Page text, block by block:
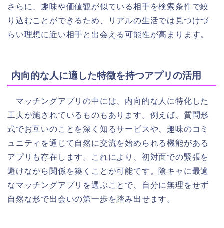
さらに、趣味や価値観が似ている相手を検索条件で絞
り込むことができるため、リアルの生活では見つけづ
らい理想に近い相手と出会える可能性が高まります。
内向的な人に適した特徴を持つアプリの活用
マッチングアプリの中には、内向的な人に特化した
工夫が施されているものもあります。例えば、質問形
式でお互いのことを深く知るサービスや、趣味のコミ
ュニティを通じて自然に交流を始められる機能がある
アプリも存在します。これにより、初対面での緊張を
避けながら関係を築くことが可能です。陰キャに最適
なマッチングアプリを選ぶことで、自分に無理をせず
自然な形で出会いの第一歩を踏み出せます。